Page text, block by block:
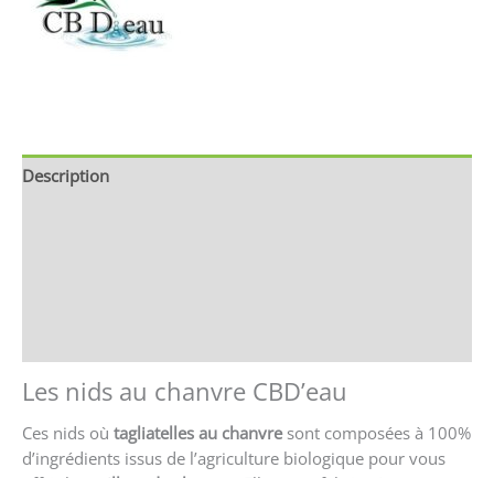
Description
Les nids au chanvre CBD’eau
Ces nids où tagliatelles au chanvresont composées à 100%
d’ingrédients issus de l’agriculture biologique pour vous